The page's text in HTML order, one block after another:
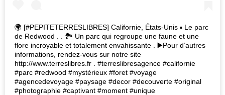
🌍 [#PEPITETERRESLIBRES] Californie, États-Unis ▪ Le parc
de Redwood . . 🏞 Un parc qui regroupe une faune et une
flore incroyable et totalement envahissante . ▶Pour d’autres
informations, rendez-vous sur notre site
http://www.terreslibres.fr . #terreslibresagence #californie
#parc #redwood #mystérieux #foret #voyage
#agencedevoyage #paysage #decor #decouverte #original
#photographie #captivant #moment #unique